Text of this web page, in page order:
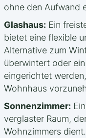
ohne den Aufwand
Glashaus: Ein
bietet eine flexible
Alternative zum
überwintert oder
eingerichtet
Wohnhaus
Sonnenzimmer:
verglaster Raum,
Wohnzimmers